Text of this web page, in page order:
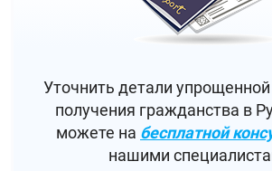
Уточнить детали
получения гражданства в
можете на бесплатной
нашими